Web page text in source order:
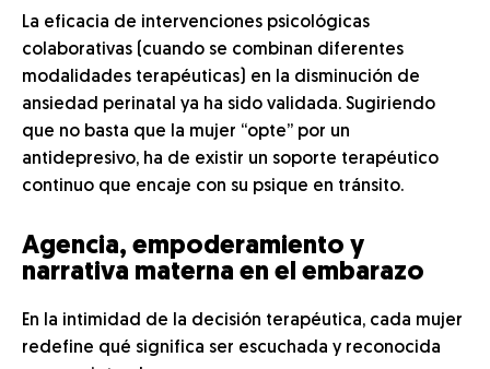
La eficacia de intervenciones psicológicas
colaborativas (cuando se combinan diferentes
modalidades terapéuticas) en la disminución de
ansiedad perinatal ya ha sido validada. Sugiriendo
que no basta que la mujer “opte” por un
antidepresivo, ha de existir un soporte terapéutico
continuo que encaje con su psique en tránsito.
Agencia, empoderamiento y
narrativa materna en el embarazo
En la intimidad de la decisión terapéutica, cada mujer
redefine qué significa ser escuchada y reconocida